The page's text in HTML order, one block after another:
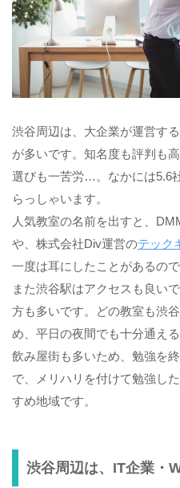
渋谷周辺は、大企業が運営す
が多いです。知名度も評判も
選びも一苦労…。なかには5.6
らっしゃいます。
人気教室の名前を出すと、
や、株式会社Div運営のテック
一度は耳にしたことがあるの
また渋谷駅はアクセスも良い
方も多いです。どの教室も渋
め、平日の夜間でも十分通える
飲み屋街も多いため、勉強を
で、メリハリを付けて勉強し
すめ地域です。
渋谷周辺は、IT企業・